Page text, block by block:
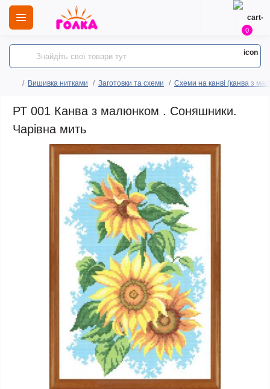
0
Вишивка нитками Заготовки та схеми Схеми на канві (канва з
РТ 001 Канва з малюнком . Соняшники.
Чарівна мить